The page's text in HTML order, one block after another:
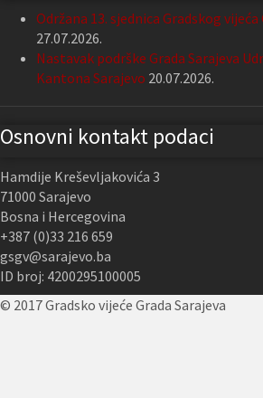
Održana 13. sjednica Gradskog vijeća
27.07.2026.
Nastavak podrške Grada Sarajeva
Kantona Sarajevo 20.07.2026.
Osnovni kontakt podaci
Hamdije Kreševljakovića 3
71000 Sarajevo
Bosna i Hercegovina
+387 (0)33 216 659
gsgv@sarajevo.ba
ID broj: 4200295100005
© 2017 Gradsko vijeće Grada Sarajeva